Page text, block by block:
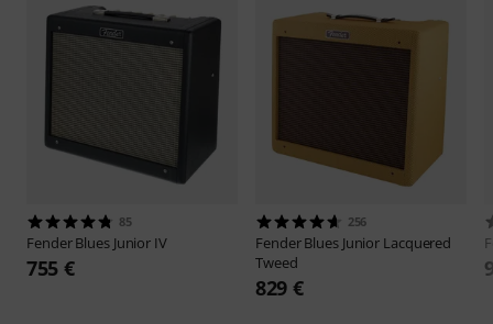
85
FenderBlues Junior IV
755 €
256
FenderBlues Junior Lacquered
Tweed
829 €